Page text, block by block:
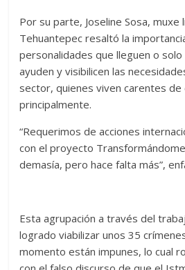
Por su parte, Joseline Sosa,
Tehuantepec resaltó la
personalidades que lleguen o solo
ayuden y visibilicen las
sector, quienes viven carentes de
principalmente.
“Requerimos de acciones
con el proyecto
demasía, pero hace falta más”,
Esta agrupación a través del
logrado viabilizar unos 35
momento están impunes, lo cual